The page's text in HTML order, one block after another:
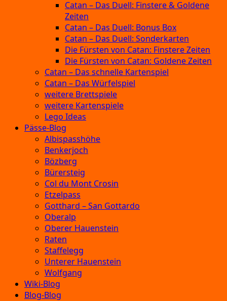
Catan – Das Duell: Finstere & Goldene
Zeiten
Catan – Das Duell: Bonus Box
Catan – Das Duell: Sonderkarten
Die Fürsten von Catan: Finstere Zeiten
Die Fürsten von Catan: Goldene Zeiten
Catan – Das schnelle Kartenspiel
Catan – Das Würfelspiel
weitere Brettspiele
weitere Kartenspiele
Lego Ideas
Pässe-Blog
Albispasshöhe
Benkerjoch
Bözberg
Bürersteig
Col du Mont Crosin
Etzelpass
Gotthard – San Gottardo
Oberalp
Oberer Hauenstein
Raten
Staffelegg
Unterer Hauenstein
Wolfgang
Wiki-Blog
Blog-Blog